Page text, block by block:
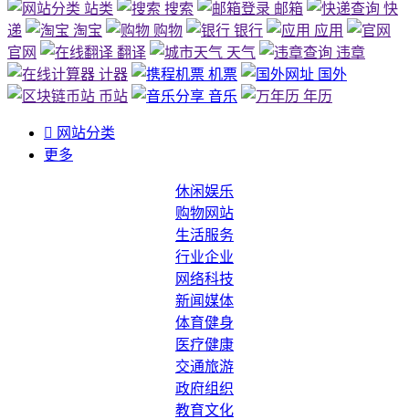
站类 搜索 邮箱
快
递
淘宝 购物 银行
应用
官网
翻译 天气
违章
计器
机票
国外
币站
音乐 年历
 网站分类
更多
休闲娱乐
购物网站
生活服务
行业企业
网络科技
新闻媒体
体育健身
医疗健康
交通旅游
政府组织
教育文化